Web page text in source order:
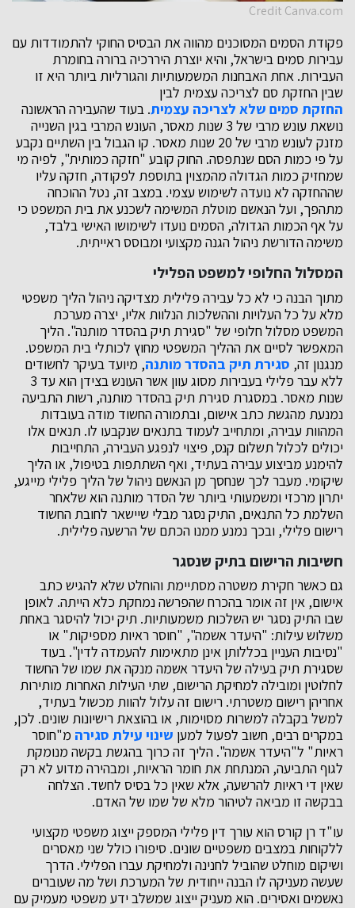
Credit Canva.com
פקודת הסמים המסוכנים מהווה את הבסיס החוקי להתמודדות עם
עבירות סמים בישראל, והיא יוצרת היררכיה ברורה בחומרת
העבירות. אחת האבחנות המשמעותיות והגורליות ביותר היא זו
שבין החזקת סם לצריכה עצמית לבין
החזקת סמים שלא לצריכה עצמית. בעוד שהעבירה הראשונה
נושאת עונש מרבי של 3 שנות מאסר, העונש המרבי בגין השנייה
מזנק לעונש מרבי של 20 שנות מאסר. קו הגבול בין השתיים נקבע
על פי כמות הסם שנתפסה. החוק קובע "חזקה כמותית", לפיה מי
שמחזיק כמות הגדולה מהמצוין בתוספת לפקודה, חזקה עליו
שההחזקה לא נועדה לשימוש עצמי. במצב זה, נטל ההוכחה
מתהפך, ועל הנאשם מוטלת המשימה לשכנע את בית המשפט כי
על אף הכמות הגדולה, הסמים נועדו לשימושו האישי בלבד,
משימה הדורשת ניהול הגנה מקצועי ומבוסס ראייתית.
המסלול החלופי למשפט הפלילי
מתוך הבנה כי לא כל עבירה פלילית מצדיקה ניהול הליך משפטי
מלא על כל העלויות וההשלכות הנלוות אליו, יצרה מערכת
המשפט מסלול חלופי של "סגירת תיק בהסדר מותנה". הליך
המאפשר לסיים את ההליך המשפטי מחוץ לכותלי בית המשפט.
מנגנון זה, סגירת תיק בהסדר מותנה, מיועד בעיקר לחשודים
ללא עבר פלילי בעבירות מסוג עוון אשר העונש בצידן הוא עד 3
שנות מאסר. במסגרת סגירת תיק בהסדר מותנה, רשות התביעה
נמנעת מהגשת כתב אישום, ובתמורה החשוד מודה בעובדות
המהוות עבירה, ומתחייב לעמוד בתנאים שנקבעו לו. תנאים אלו
יכולים לכלול תשלום קנס, פיצוי לנפגע העבירה, התחייבות
להימנע מביצוע עבירה בעתיד, ואף השתתפות בטיפול, או הליך
שיקומי. מעבר לכך שנחסך מן הנאשם ניהול של הליך פלילי מייגע,
יתרון מרכזי ומשמעותי ביותר של הסדר מותנה הוא שלאחר
השלמת כל התנאים, התיק נסגר מבלי שיישאר לחובת החשוד
רישום פלילי, ובכך נמנע ממנו הכתם של הרשעה פלילית.
חשיבות הרישום בתיק שנסגר
גם כאשר חקירת משטרה מסתיימת והוחלט שלא להגיש כתב
אישום, אין זה אומר בהכרח שהפרשה נמחקת כלא הייתה. לאופן
שבו התיק נסגר יש השלכות משמעותיות. תיק יכול להיסגר באחת
משלוש עילות: "היעדר אשמה", "חוסר ראיות מספיקות" או
"נסיבות העניין בכללותן אינן מתאימות להעמדה לדין". בעוד
שסגירת תיק בעילה של היעדר אשמה מנקה את שמו של החשוד
לחלוטין ומובילה למחיקת הרישום, שתי העילות האחרות מותירות
אחריהן רישום משטרתי. רישום זה עלול להוות מכשול בעתיד,
למשל בקבלה למשרות מסוימות, או בהוצאת רישיונות שונים. לכן,
במקרים רבים, חשוב לפעול למען שינוי עילת סגירה מ"חוסר
ראיות" ל"היעדר אשמה". הליך זה כרוך בהגשת בקשה מנומקת
לגוף התביעה, המנתחת את חומר הראיות, ומבהירה מדוע לא רק
שאין די ראיות להרשעה, אלא שאין כל בסיס לחשד. הצלחה
בבקשה זו מביאה לטיהור מלא של שמו של האדם.
עו"ד רן קורס הוא עורך דין פלילי המספק ייצוג משפטי מקצועי
ללקוחות במצבים משפטיים שונים. סיפורו כולל שני מאסרים
ושיקום מוחלט שהוביל לחנינה ולמחיקת עברו הפלילי. הדרך
שעשה מעניקה לו הבנה ייחודית של המערכת ושל מה שעוברים
נאשמים ואסירים. הוא מעניק ייצוג שמשלב ידע משפטי מעמיק עם